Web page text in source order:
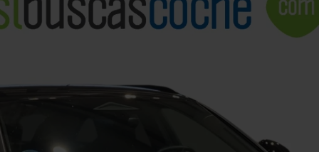
Compramos tu coche. Pago inmediato.